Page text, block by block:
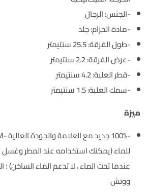
-الجنس: الرجال
-مادة الحزام: جلد
-طول الفرقة: 25.5 سنتيمتر
-عرض الفرقة: 2.2 سنتيمتر
-قطر العلبة: 4.2 سنتيمتر
-سمك العلبة: 1.5 سنتيمتر
ميزة
للماء (يمكنك استخدامه عند المطر وغسل
عندما تحت الماء ، لا تدعم الماء الساخن) ؛
ووتش